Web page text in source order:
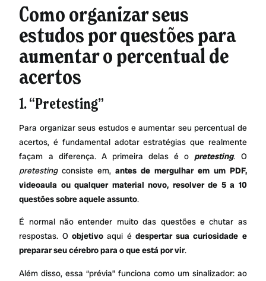
Como organizar seus
estudos por questões para
aumentar o percentual de
acertos
1. “Pretesting”
Para organizar seus estudos e aumentar seu percentual de
acertos, é fundamental adotar estratégias que realmente
façam a diferença. A primeira delas é opretesting. O
pretestingconsiste em,antes de mergulhar em um PDF,
videoaula ou qualquer material novo, resolver de 5 a 10
questões sobre aquele assunto.
É normal não entender muito das questões e chutar as
respostas. O objetivoaqui é despertar sua curiosidade e
preparar seu cérebro para o que está por vir.
Além disso, essa “prévia” funciona como um sinalizador: ao